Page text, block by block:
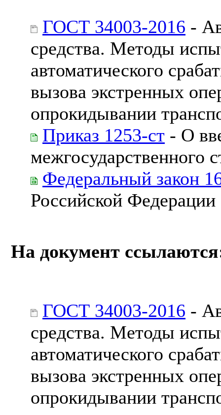
ГОСТ 34003-2016 -
средства. Методы
автоматического
вызова экстренных
опрокидывании
Приказ 1253-ст - О
межгосударственного
Федеральный закон
Российской Федерации
На документ
ГОСТ 34003-2016 -
средства. Методы
автоматического
вызова экстренных
опрокидывании